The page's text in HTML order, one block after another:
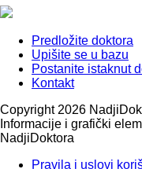
Predložite doktora
Upišite se u bazu
Postanite istaknut
Kontakt
Copyright 2026
Informacije i grafički
NadjiDoktora
Pravila i uslovi